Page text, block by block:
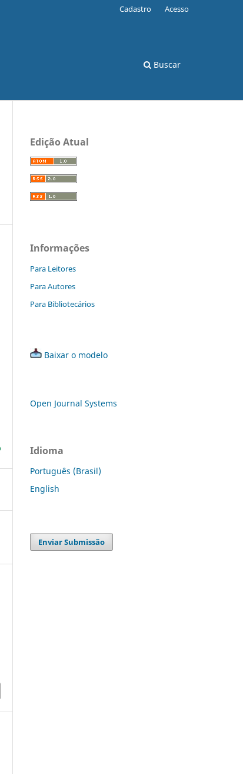
Buscar
Cadastro Acesso
Edição Atual
Informações
Para Leitores
Para Autores
Para Bibliotecários
Baixar o modelo
Open Journal Systems
Idioma
Português (Brasil)
English
Enviar Submissão